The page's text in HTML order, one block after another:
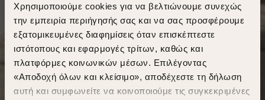
Χρησιμοποιούμε cookies για να βελτιώνουμε συνεχώς
την εμπειρία περιήγησής σας και να σας προσφέρουμε
εξατομικευμένες διαφημίσεις όταν επισκέπτεστε
ιστότοπους και εφαρμογές τρίτων, καθώς και
πλατφόρμες κοινωνικών μέσων. Επιλέγοντας
«Αποδοχή όλων και κλείσιμο», αποδέχεστε τη δήλωση
αυτή και συμφωνείτε να κοινοποιούμε τις συγκεκριμένες
​
A Season of Style